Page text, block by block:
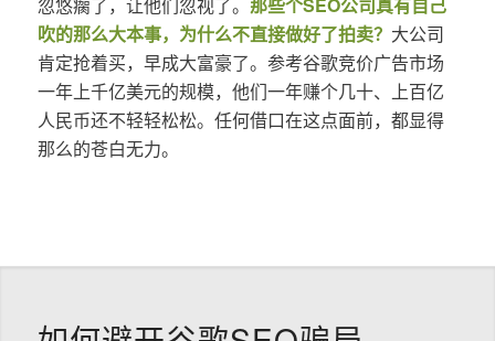
忽悠瘸了，让他们忽视了。 那些个SEO公司真有自己
吹的那么大本事，为什么不直接做好了拍卖？ 大公司
肯定抢着买，早成大富豪了。参考谷歌竞价广告市场
一年上千亿美元的规模，他们一年赚个几十、上百亿
人民币还不轻轻松松。任何借口在这点面前，都显得
那么的苍白无力。